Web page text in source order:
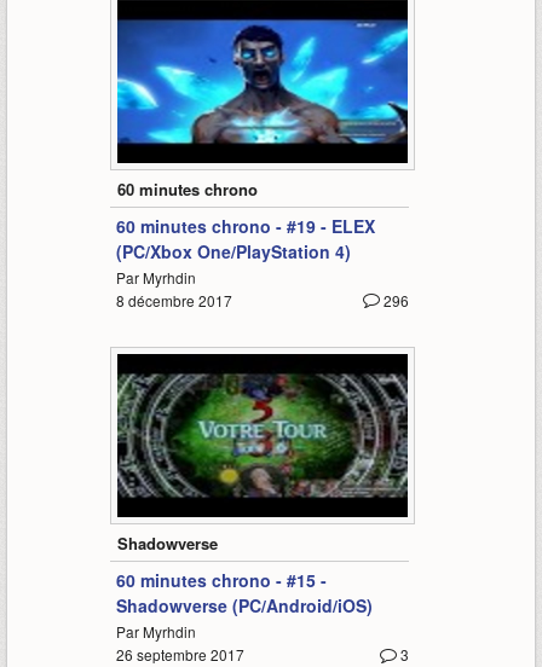
67:29
60 minutes chrono
60 minutes chrono - #19 - ELEX
(PC/Xbox One/PlayStation 4)
Par Myrhdin
296
8 décembre 2017
68:11
Shadowverse
60 minutes chrono - #15 -
Shadowverse (PC/Android/iOS)
Par Myrhdin
3
26 septembre 2017